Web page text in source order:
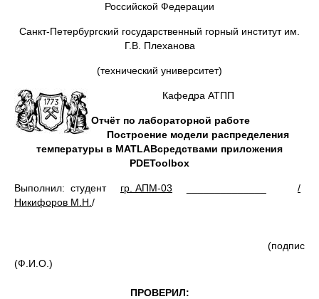
Российской Федерации
Санкт-Петербургский государственный горный институт им.
Г.В. Плеханова
(технический университет)
Кафедра АТПП
Отчёт по лабораторной работе
Построение модели распределения
температуры в MATLABсредствами приложения
PDEToolbox
Выполнил: студент гр. АПМ-03
/
Никифоров М.Н. /
(Ф.И.О.)
ПРОВЕРИЛ: